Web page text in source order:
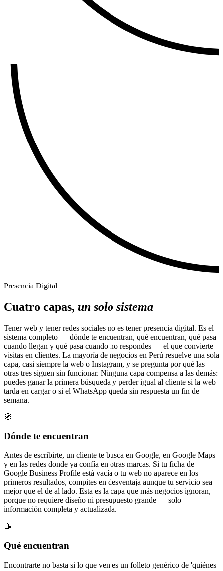
Presencia Digital
Cuatro capas, un solo sistema
Tener web y tener redes sociales no es tener presencia digital. Es el
sistema completo — dónde te encuentran, qué encuentran, qué pasa
cuando llegan y qué pasa cuando no respondes — el que convierte
visitas en clientes. La mayoría de negocios en Perú resuelve una sola
capa, casi siempre la web o Instagram, y se pregunta por qué las
otras tres siguen sin funcionar. Ninguna capa compensa a las demás:
puedes ganar la primera búsqueda y perder igual al cliente si la web
tarda en cargar o si el WhatsApp queda sin respuesta un fin de
semana.
🧭
Dónde te encuentran
Antes de escribirte, un cliente te busca en Google, en Google Maps
y en las redes donde ya confía en otras marcas. Si tu ficha de
Google Business Profile está vacía o tu web no aparece en los
primeros resultados, compites en desventaja aunque tu servicio sea
mejor que el de al lado. Esta es la capa que más negocios ignoran,
porque no requiere diseño ni presupuesto grande — solo
información completa y actualizada.
📝
Qué encuentran
Encontrarte no basta si lo que ven es un folleto genérico de 'quiénes